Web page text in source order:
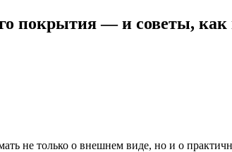
покрытия — и советы, как
не только о внешнем виде, но и о